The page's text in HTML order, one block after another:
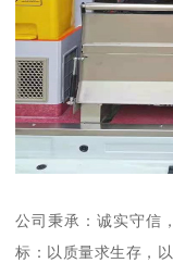
公司秉承：诚实守信
标：以质量求生存，